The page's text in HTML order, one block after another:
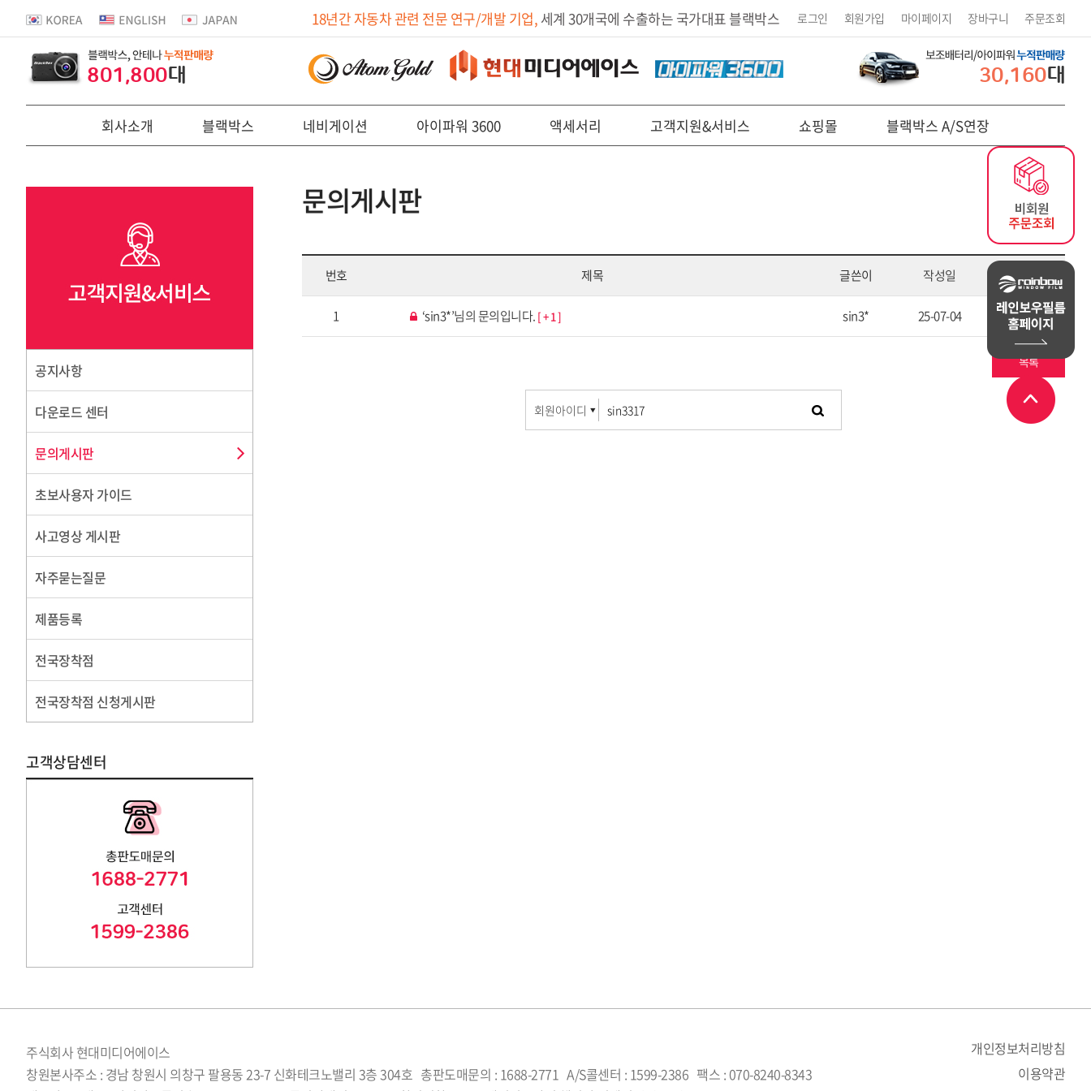
18년간 자동차 관련 전문 연구/개발 기업, 세계 30개국에 수출하는 국가대표 블랙박스 로그인 회원가입 마이페이지 장바구니 주문조회
801,800대 30,160대
회사소개 블랙박스 네비게이션 아이파워 3600 액세서리 고객지원&서비스 쇼핑몰 블랙박스 A/S연장
공지사항
다운로드 센터
문의게시판
초보사용자 가이드
사고영상 게시판
자주묻는질문
제품등록
전국장착점
전국장착점 신청게시판
고객상담센터
문의게시판
번호 제목 글쓴이 작성일 조회
1 ‘sin3*’님의 문의입니다. [+ 1] sin3* 25-07-04 11
목록
주식회사 현대미디어에이스
창원본사주소 : 경남 창원시 의창구 팔용동 23-7 신화테크노밸리 3층 304호 총판도매문의 : 1688-2771 A/S콜센터 : 1599-2386 팩스 : 070-8240-8343
개인정보처리방침
이용약관